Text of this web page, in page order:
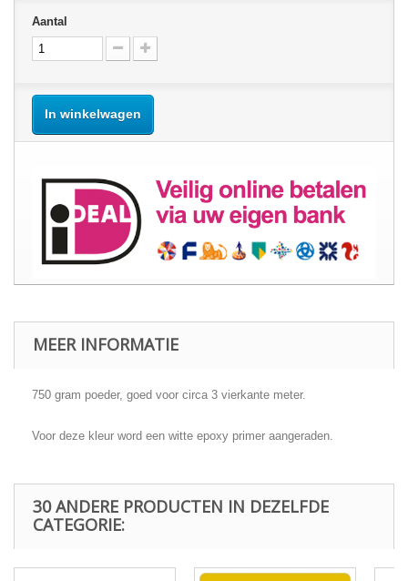
Aantal
In winkelwagen
MEER INFORMATIE
750 gram poeder, goed voor circa 3 vierkante meter.
Voor deze kleur word een witte epoxy primer aangeraden.
30 ANDERE PRODUCTEN IN DEZELFDE
CATEGORIE: